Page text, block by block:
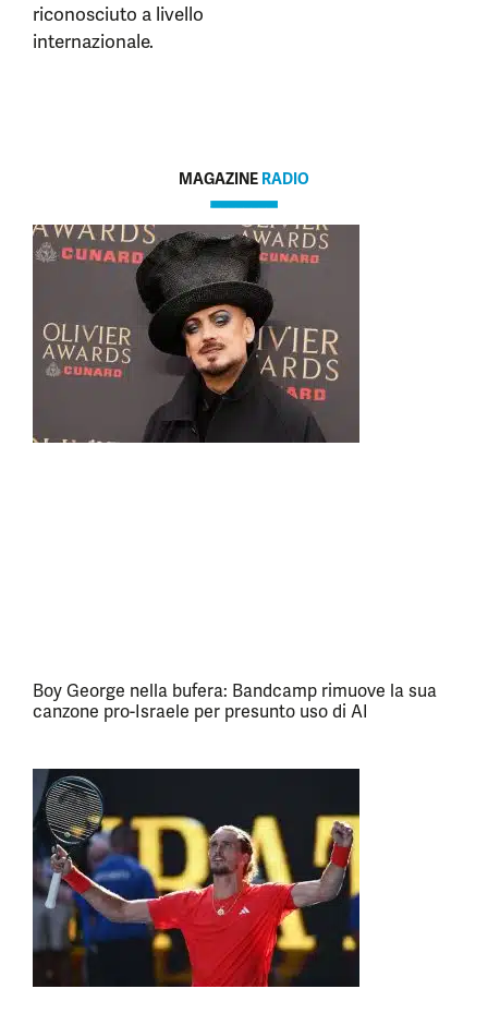
riconosciuto a livello
internazionale.
MAGAZINE RADIO
Boy George nella bufera: Bandcamp rimuove la sua
canzone pro-Israele per presunto uso di AI